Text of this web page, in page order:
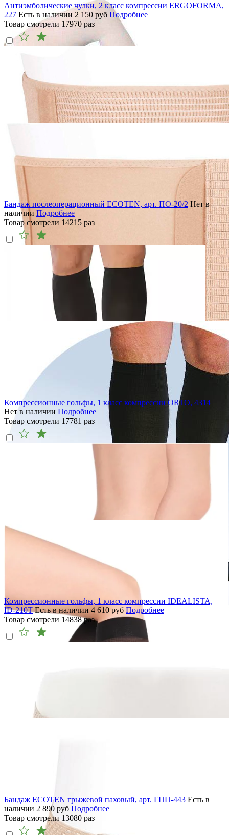
Антиэмболические чулки, 2 класс компрессии ERGOFORMA,
227 Есть в наличии 2 150 руб Подробнее
Товар смотрели 17970 раз
Бандаж послеоперационный ECOTEN, арт. ПО-20/2 Нет в
наличии Подробнее
Товар смотрели 14215 раз
Компрессионные гольфы, 1 класс компрессии ORTO, 4314
Нет в наличии Подробнее
Товар смотрели 17781 раз
Компрессионные гольфы, 1 класс компрессии IDEALISTA,
ID-210T Есть в наличии 4 610 руб Подробнее
Товар смотрели 14838раз
Бандаж ECOTEN грыжевой паховый, арт. ГПП-443 Есть в
наличии 2 890 руб Подробнее
Товар смотрели 13080 раз